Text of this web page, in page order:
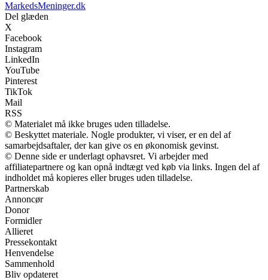
MarkedsMeninger.dk
Del glæden
X
Facebook
Instagram
LinkedIn
YouTube
Pinterest
TikTok
Mail
RSS
© Materialet må ikke bruges uden tilladelse.
© Beskyttet materiale. Nogle produkter, vi viser, er en del af
samarbejdsaftaler, der kan give os en økonomisk gevinst.
© Denne side er underlagt ophavsret. Vi arbejder med
affiliatepartnere og kan opnå indtægt ved køb via links. Ingen del af
indholdet må kopieres eller bruges uden tilladelse.
Partnerskab
Annoncør
Donor
Formidler
Allieret
Pressekontakt
Henvendelse
Sammenhold
Bliv opdateret